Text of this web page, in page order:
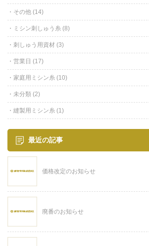
その他 (14)
ミシン刺しゅう糸 (8)
刺しゅう用資材 (3)
営業日 (17)
家庭用ミシン糸 (10)
未分類 (2)
縫製用ミシン糸 (1)
最近の記事
価格改定のお知らせ
廃番のお知らせ